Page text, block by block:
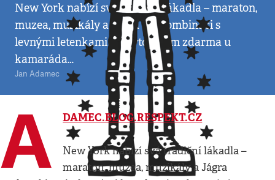
New York nabízí svá tradiční lákadla – maraton,
muzea, muzikály a Jágra a v kombinaci s
levnými letenkami a ubytováním zdarma u
kamaráda…
Jan Adamec
A DAMEC.BLOG.RESPEKT.CZ
New York nabízí svá tradiční lákadla –
maraton, muzea, muzikály a Jágra